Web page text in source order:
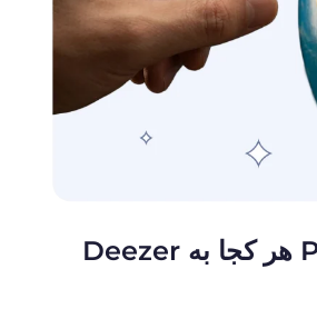
با Planet VPN هر کجا به Deezer